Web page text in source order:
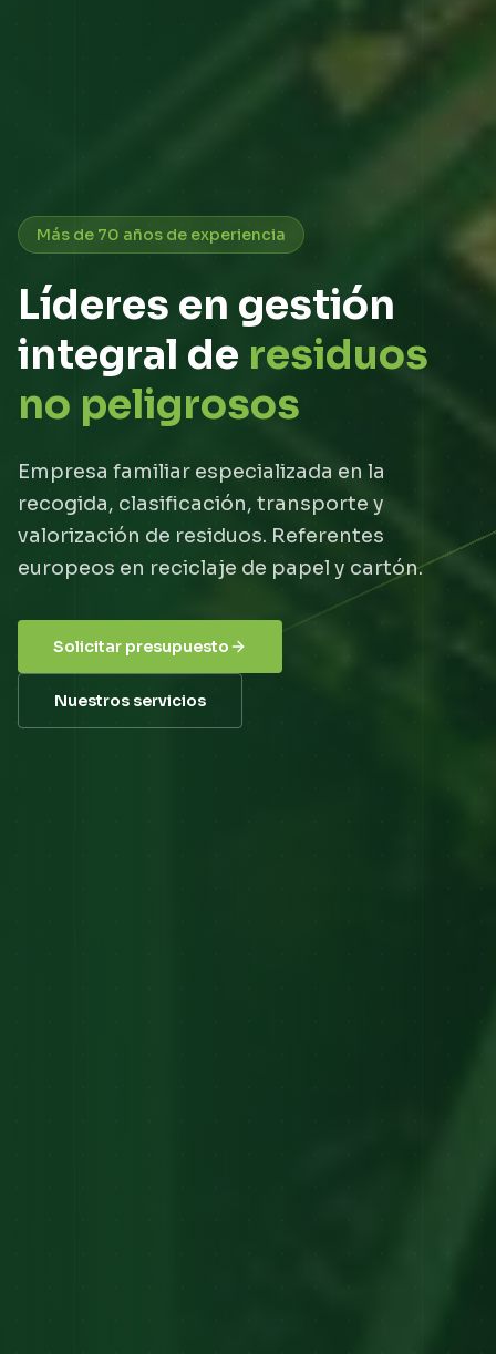
Más de 70 años de experiencia
Líderes en gestión
integral de residuos
no peligrosos
Empresa familiar especializada en la
recogida, clasificación, transporte y
valorización de residuos. Referentes
europeos en reciclaje de papel y cartón.
Solicitar presupuesto
Nuestros servicios